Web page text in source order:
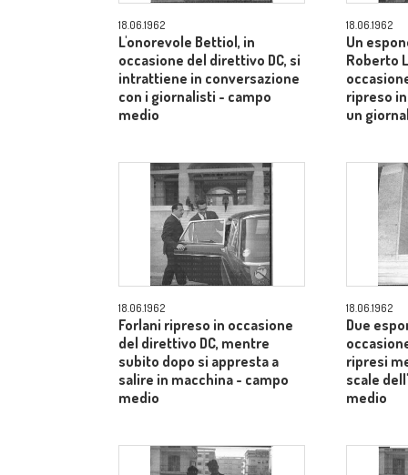
18.06.1962
L'onorevole Bettiol, in
occasione del direttivo DC, si
intrattiene in conversazione
con i giornalisti - campo
medio
18.06.1962
Un
Roberto
ripreso
un
18.06.1962
Forlani ripreso in occasione
del direttivo DC, mentre
subito dopo si appresta a
salire in macchina - campo
medio
18.06.1962
Due
ripresi
scale
medio